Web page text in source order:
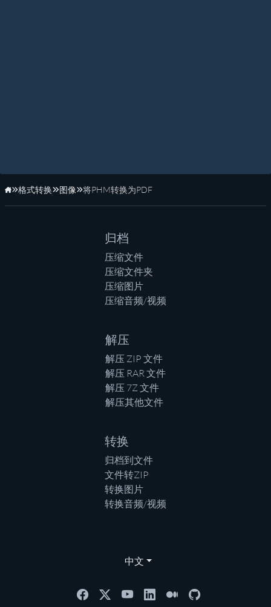
主页
格式转换 图像 将PHM转换为PDF
归档
压缩文件
压缩文件夹
压缩图片
压缩音频/视频
解压
解压 ZIP 文件
解压 RAR 文件
解压 7Z 文件
解压其他文件
转换
归档到文件
文件转ZIP
转换图片
转换音频/视频
中文